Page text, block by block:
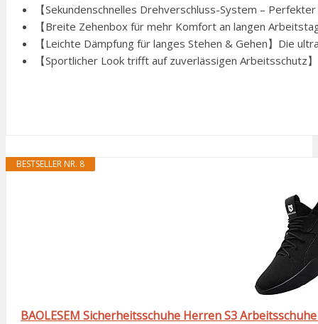
【Sekundenschnelles Drehverschluss-System –
【Breite Zehenbox für mehr Komfort an langen
【Leichte Dämpfung für langes Stehen & Gehen】Die
【Sportlicher Look trifft auf zuverlässigen Arbeitsschutz
BESTSELLER NR. 8
BAOLESEM Sicherheitsschuhe Herren S3